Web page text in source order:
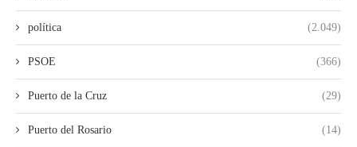
política (2.049)
PSOE (366)
Puerto de la Cruz (29)
Puerto del Rosario (14)